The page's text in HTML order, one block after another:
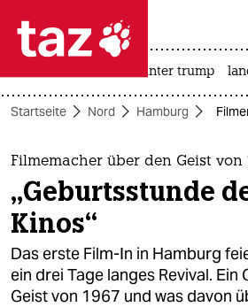
 taz zahl ich
taz zahl ich
themen
politik
öko
gesellschaft
usa unter trump
Startseite Nord Hamburg
Filmemacher über den Geist von
„Geburtsstunde
Kinos“
Das erste Film-In in Hamburg
ein drei Tage langes Revival. Ein
Geist von 1967 und was davon